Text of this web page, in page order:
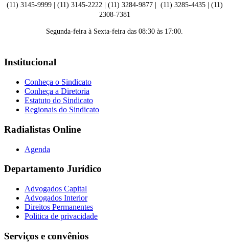
(11) 3145-9999 | (11) 3145-2222 | (11) 3284-9877 | (11) 3285-4435 | (11)
2308-7381
Segunda-feira à Sexta-feira das 08:30 às 17:00.
Institucional
Conheça o Sindicato
Conheça a Diretoria
Estatuto do Sindicato
Regionais do Sindicato
Radialistas Online
Agenda
Departamento Jurídico
Advogados Capital
Advogados Interior
Direitos Permanentes
Politica de privacidade
Serviços e convênios